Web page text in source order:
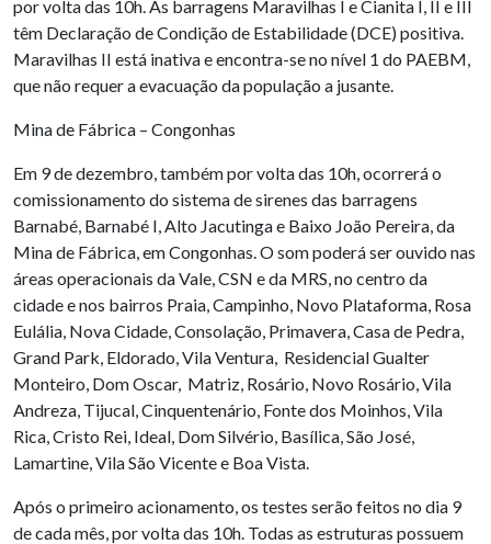
por volta das 10h. As barragens Maravilhas I e Cianita I, II e III
têm Declaração de Condição de Estabilidade (DCE) positiva.
Maravilhas II está inativa e encontra-se no nível 1 do PAEBM,
que não requer a evacuação da população a jusante.
Mina de Fábrica – Congonhas
Em 9 de dezembro, também por volta das 10h, ocorrerá o
comissionamento do sistema de sirenes das barragens
Barnabé, Barnabé I, Alto Jacutinga e Baixo João Pereira, da
Mina de Fábrica, em Congonhas. O som poderá ser ouvido nas
áreas operacionais da Vale, CSN e da MRS, no centro da
cidade e nos bairros Praia, Campinho, Novo Plataforma, Rosa
Eulália, Nova Cidade, Consolação, Primavera, Casa de Pedra,
Grand Park, Eldorado, Vila Ventura, Residencial Gualter
Monteiro, Dom Oscar, Matriz, Rosário, Novo Rosário, Vila
Andreza, Tijucal, Cinquentenário, Fonte dos Moinhos, Vila
Rica, Cristo Rei, Ideal, Dom Silvério, Basílica, São José,
Lamartine, Vila São Vicente e Boa Vista.
Após o primeiro acionamento, os testes serão feitos no dia 9
de cada mês, por volta das 10h. Todas as estruturas possuem